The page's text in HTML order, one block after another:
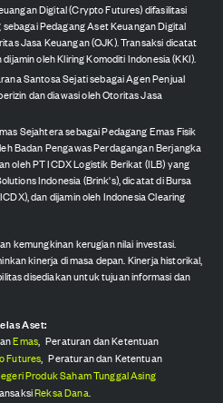
Digital (Crypto Futures) difasilitasi
Pedagang Aset Keuangan Digital
Jasa Keuangan (OJK). Transaksi dicatat
oleh Kliring Komoditi Indonesia (KKI).
Santosa Sejati sebagai Agen Penjual
dan diawasi oleh Otoritas Jasa
Sejahtera sebagai Pedagang Emas Fisik
Badan Pengawas Perdagangan Berjangka
oleh PT ICDX Logistik Berikat (ILB) yang
Indonesia (Brink's), dicatat di Bursa
dan dijamin oleh Indonesia Clearing
kemungkinan kerugian nilai investasi.
kinerja di masa depan. Kinerja historikal,
disediakan untuk tujuan informasi dan
Aset:
Emas, Peraturan dan Ketentuan
Futures, Peraturan dan Ketentuan
Produk Saham Tunggal Asing
Reksa Dana.